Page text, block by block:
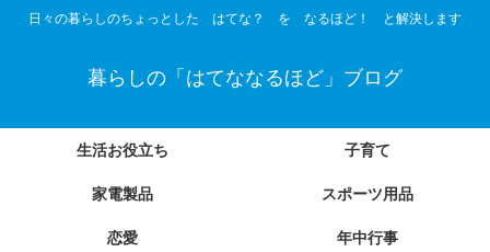
日々の暮らしのちょっとした はてな？ を なるほど！ と解決します
暮らしの「はてななるほど」ブログ
生活お役立ち 子育て
家電製品 スポーツ用品
恋愛 年中行事